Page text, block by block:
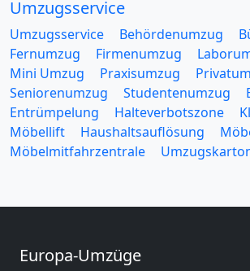
Umzugsservice
Umzugsservice Behördenumzug
Fernumzug
Firmenumzug
Mini Umzug
Praxisumzug
Seniorenumzug
Studentenumzug
Entrümpelung
Halteverbotszone
Möbellift
Haushaltsauflösung
Möbelmitfahrzentrale
Europa-Umzüge